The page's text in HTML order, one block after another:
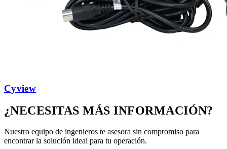
Cyview
¿NECESITAS MÁSINFORMACIÓN?
Nuestro equipo de ingenieros te asesora sin compromiso para
encontrar la solución ideal para tu operación.